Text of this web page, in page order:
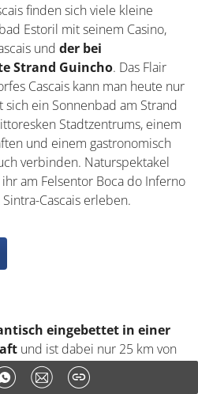
finden sich viele kleine
Estoril mit seinem Casino,
undder bei
Strand Guincho. Das Flair
Cascais kann man heute nur
ein Sonnenbad am Strand
Stadtzentrums, einem
und einem gastronomisch
verbinden. Naturspektakel
am Felsentor Boca do Inferno
Cascais erleben.
eingebettet in einer
und ist dabei nur 25 km von
sind hier vor allem die
aufsteigenden